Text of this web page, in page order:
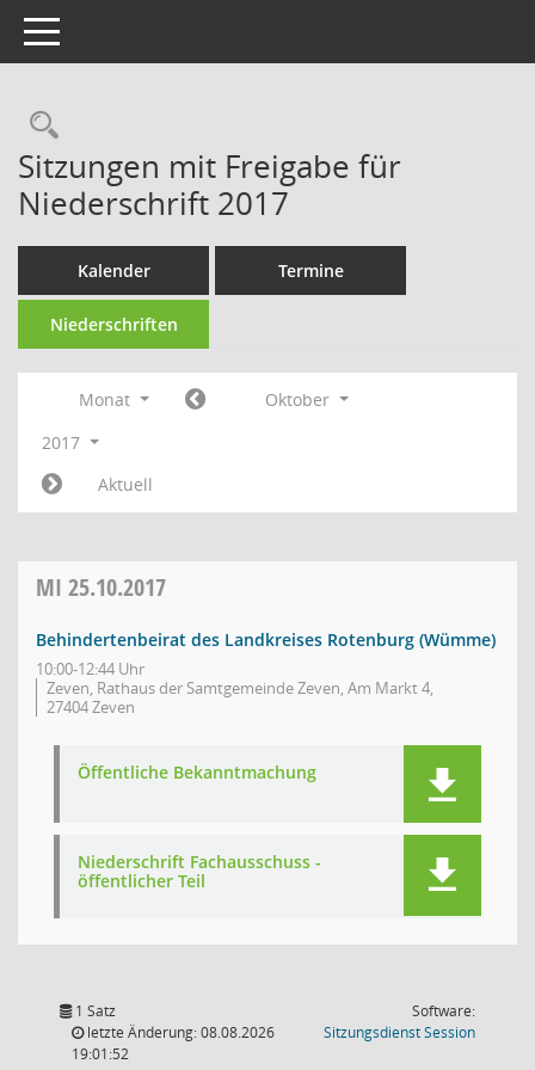
Toggle navigation
Rechercheauswahl
Sitzungen mit Freigabe für
Niederschrift 2017
Kalender Termine
Niederschriften
Monat
Oktober
2017
Aktuell
MI 25.10.2017
Behindertenbeirat des Landkreises Rotenburg (Wümme)
10:00-12:44 Uhr
Zeven, Rathaus der Samtgemeinde Zeven, Am Markt 4,
27404 Zeven
Öffentliche Bekanntmachung
Niederschrift Fachausschuss -
öffentlicher Teil
1 Satz
letzte Änderung: 08.08.2026
19:01:52
Software:
SitzungsdienstSession(Wird in